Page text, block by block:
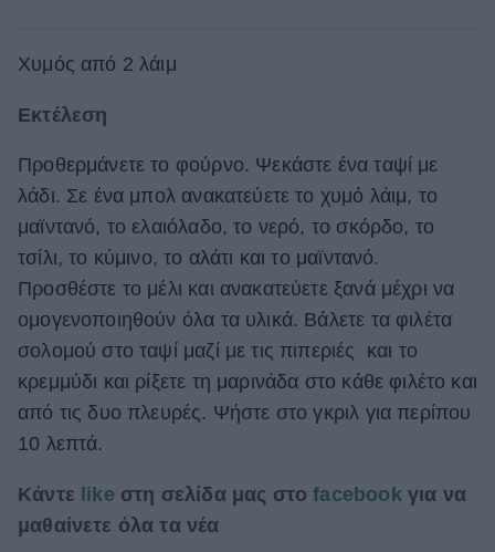
Χυμός από 2 λάιμ
Εκτέλεση
Προθερμάνετε το φούρνο. Ψεκάστε ένα ταψί με
λάδι. Σε ένα μπολ ανακατεύετε το χυμό λάιμ, το
μαϊντανό, το ελαιόλαδο, το νερό, το σκόρδο, το
τσίλι, το κύμινο, το αλάτι και το μαϊντανό.
Προσθέστε το μέλι και ανακατεύετε ξανά μέχρι να
ομογενοποιηθούν όλα τα υλικά. Βάλετε τα φιλέτα
σολομού στο ταψί μαζί με τις πιπεριές και το
κρεμμύδι και ρίξετε τη μαρινάδα στο κάθε φιλέτο και
από τις δυο πλευρές. Ψήστε στο γκριλ για περίπου
10 λεπτά.
Κάντε like στη σελίδα μας στο facebook για να
μαθαίνετε όλα τα νέα